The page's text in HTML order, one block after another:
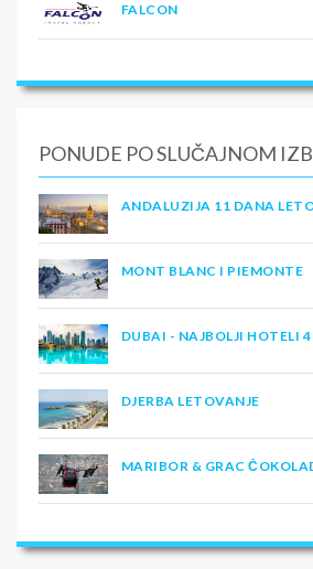
FALCON
PONUDE PO SLUČAJNOM
ANDALUZIJA 11 DANA
MONT BLANC I PIEMONTE
DUBAI - NAJBOLJI HOTELI
DJERBA LETOVANJE
MARIBOR & GRAC